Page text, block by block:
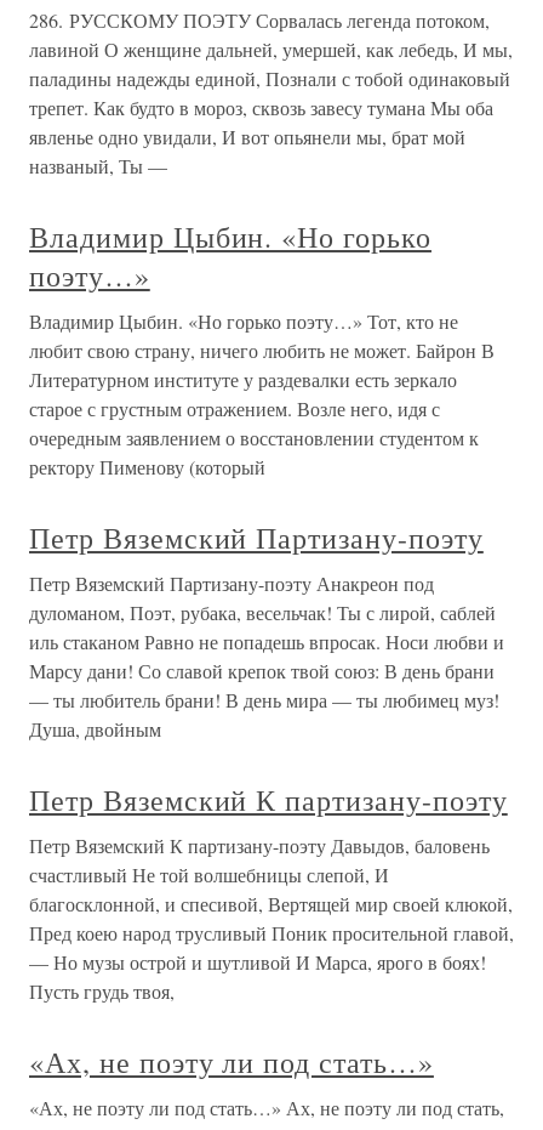
286. РУССКОМУ ПОЭТУ Сорвалась легенда потоком,
лавиной О женщине дальней, умершей, как лебедь, И мы,
паладины надежды единой, Познали с тобой одинаковый
трепет. Как будто в мороз, сквозь завесу тумана Мы оба
явленье одно увидали, И вот опьянели мы, брат мой
названый, Ты —
Владимир Цыбин. «Но горько
поэту…»
Владимир Цыбин. «Но горько поэту…» Тот, кто не
любит свою страну, ничего любить не может. Байрон В
Литературном институте у раздевалки есть зеркало
старое с грустным отражением. Возле него, идя с
очередным заявлением о восстановлении студентом к
ректору Пименову (который
Петр Вяземский Партизану-поэту
Петр Вяземский Партизану-поэту Анакреон под
дуломаном, Поэт, рубака, весельчак! Ты с лирой, саблей
иль стаканом Равно не попадешь впросак. Носи любви и
Марсу дани! Со славой крепок твой союз: В день брани
— ты любитель брани! В день мира — ты любимец муз!
Душа, двойным
Петр Вяземский К партизану-поэту
Петр Вяземский К партизану-поэту Давыдов, баловень
счастливый Не той волшебницы слепой, И
благосклонной, и спесивой, Вертящей мир своей клюкой,
Пред коею народ трусливый Поник просительной главой,
— Но музы острой и шутливой И Марса, ярого в боях!
Пусть грудь твоя,
«Ах, не поэту ли под стать…»
«Ах, не поэту ли под стать…» Ах, не поэту ли под стать,